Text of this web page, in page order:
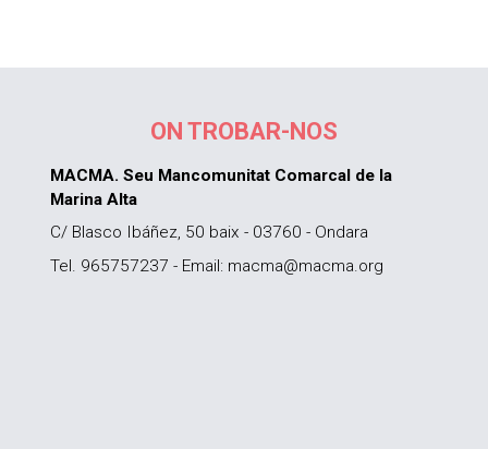
ON TROBAR-NOS
MACMA. Seu Mancomunitat Comarcal de la
Marina Alta
C/ Blasco Ibáñez, 50 baix - 03760 - Ondara
Tel. 965757237 - Email: macma@macma.org